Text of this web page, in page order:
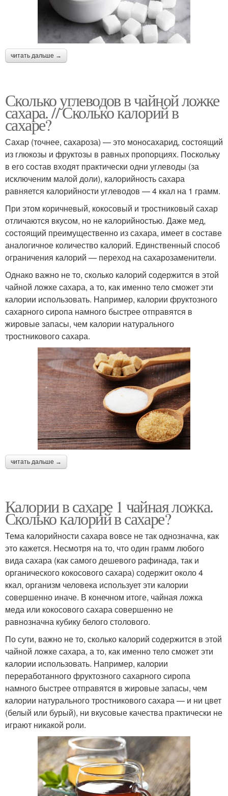
читать дальше →
Сколько углеводов в чайной ложке
сахара. // Сколько калорий в
сахаре?
Сахар (точнее, сахароза) — это моносахарид, состоящий
из глюкозы и фруктозы в равных пропорциях. Поскольку
в его состав входят практически одни углеводы (за
исключеним малой доли), калорийность сахара
равняется калорийности углеводов — 4 ккал на 1 грамм.
При этом коричневый, кокосовый и тростниковый сахар
отличаются вкусом, но не калорийностью. Даже мед,
состоящий преимущественно из сахара, имеет в составе
аналогичное количество калорий. Единственный способ
ограничения калорий — переход на сахарозаменители.
Однако важно не то, сколько калорий содержится в этой
чайной ложке сахара, а то, как именно тело сможет эти
калории использовать. Например, калории фруктозного
сахарного сиропа намного быстрее отправятся в
жировые запасы, чем калории натурального
тростникового сахара.
читать дальше →
Калории в сахаре 1 чайная ложка.
Сколько калорий в сахаре?
Тема калорийности сахара вовсе не так однозначна, как
это кажется. Несмотря на то, что один грамм любого
вида сахара (как самого дешевого рафинада, так и
органического кокосового сахара) содержит около 4
ккал, организм человека использует эти калории
совершенно иначе. В конечном итоге, чайная ложка
меда или кокосового сахара совершенно не
равнозначна кубику белого столового.
По сути, важно не то, сколько калорий содержится в этой
чайной ложке сахара, а то, как именно тело сможет эти
калории использовать. Например, калории
переработанного фруктозного сахарного сиропа
намного быстрее отправятся в жировые запасы, чем
калории натурального тростникового сахара — и ни цвет
(белый или бурый), ни вкусовые качества практически не
играют никакой роли.